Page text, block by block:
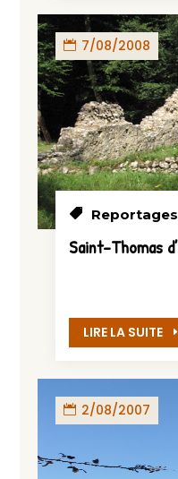
7/08/2008
Reportages
LIRE LA SUITE
2/08/2007